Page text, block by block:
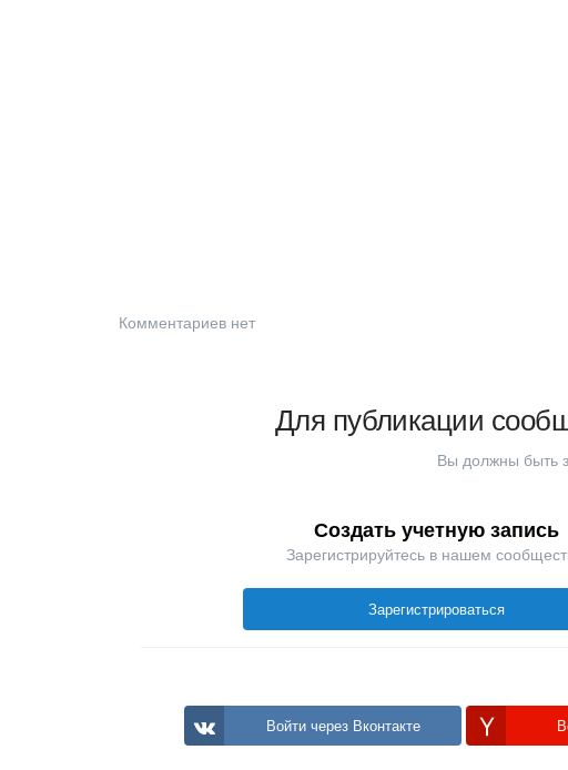
Комментариев нет
Для публикации
Вы должны быть
Создать учетную запись
Зарегистрируйтесь в нашем
Зарегистрироваться
Войти через Вконтакте